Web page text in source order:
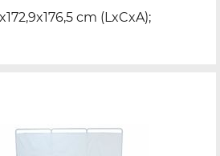
cm (LxCxA);